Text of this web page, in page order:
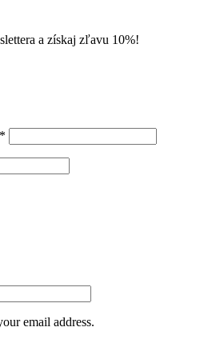
a získaj zľavu 10%!
*
email address.